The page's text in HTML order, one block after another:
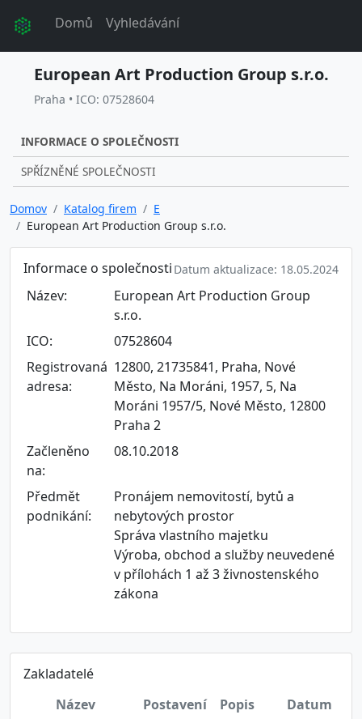
Domů Vyhledávání
European Art Production Group s.r.o.
Praha • ICO: 07528604
INFORMACE O SPOLEČNOSTI
SPŘÍZNĚNÉ SPOLEČNOSTI
Domov Katalog firem
E
European Art Production Group s.r.o.
Informace o společnosti Datum aktualizace: 18.05.2024
Název:
European Art Production Group
s.r.o.
ICO:
07528604
Registrovaná
adresa:
12800, 21735841, Praha, Nové
Město, Na Moráni, 1957, 5, Na
Moráni 1957/5, Nové Město, 12800
Praha 2
Začleněno
na:
08.10.2018
Předmět
podnikání:
Pronájem nemovitostí, bytů a
nebytových prostor
Správa vlastního majetku
Výroba, obchod a služby neuvedené
v přílohách 1 až 3 živnostenského
zákona
Zakladatelé
Název
Postavení Popis
Datum